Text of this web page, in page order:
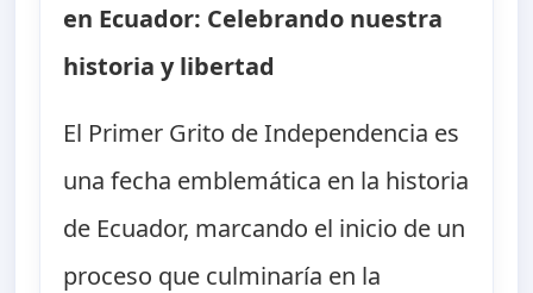
en Ecuador: Celebrando nuestra
historia y libertad
El Primer Grito de Independencia es
una fecha emblemática en la historia
de Ecuador, marcando el inicio de un
proceso que culminaría en la